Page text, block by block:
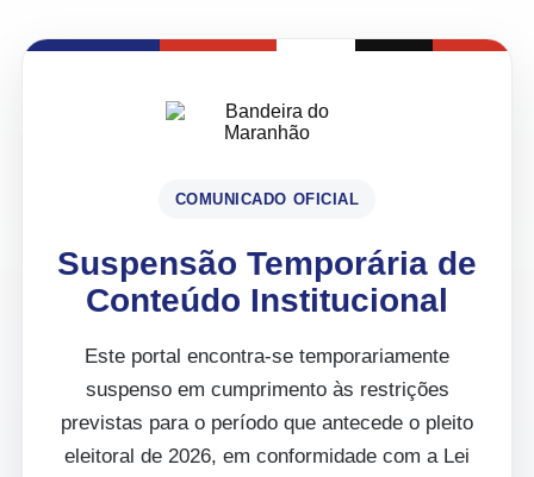
COMUNICADO OFICIAL
Suspensão Temporária de
Conteúdo Institucional
Este portal encontra-se temporariamente
suspenso em cumprimento às restrições
previstas para o período que antecede o pleito
eleitoral de 2026, em conformidade com a Lei